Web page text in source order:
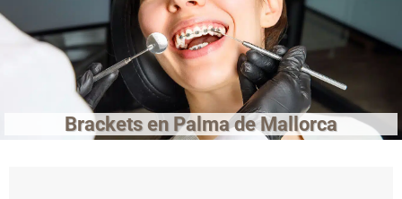
Brackets en Palma de Mallorca